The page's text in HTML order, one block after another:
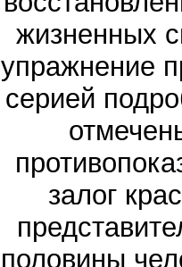
жизненных
упражнение
серией
залог
половины